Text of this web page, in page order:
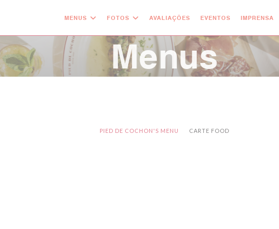
MENUS FOTOS AVALIAÇÕES EVENTOS IMPRENSA
Menus
PIED DE COCHON'S MENU CARTE FOOD